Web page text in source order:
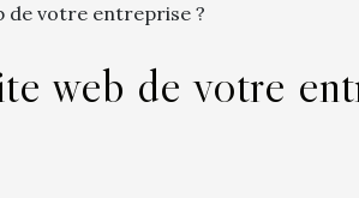
de votre entreprise ?
web de votre